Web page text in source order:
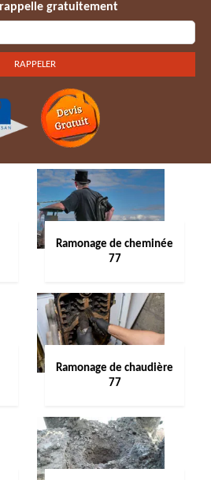
gratuitement
Ramonage de cheminée
77
Ramonage de chaudière
77